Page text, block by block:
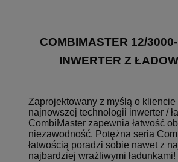
COMBIMASTER 12/
INWERTER Z
Zaprojektowany z myślą o kliencie
najnowszej technologii inwerter /
CombiMaster zapewnia łatwość
niezawodność. Potężna seria
łatwością poradzi sobie nawet z
najbardziej wrażliwymi ładunkami!